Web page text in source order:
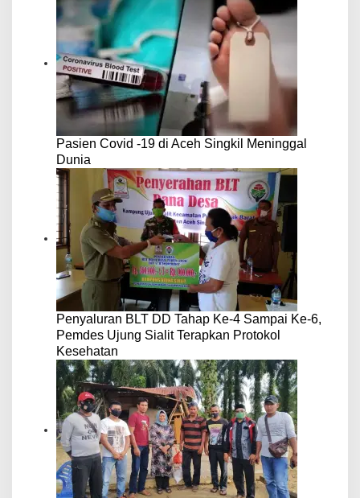
Pasien Covid -19 di Aceh Singkil Meninggal
Dunia
Penyaluran BLT DD Tahap Ke-4 Sampai Ke-6,
Pemdes Ujung Sialit Terapkan Protokol
Kesehatan